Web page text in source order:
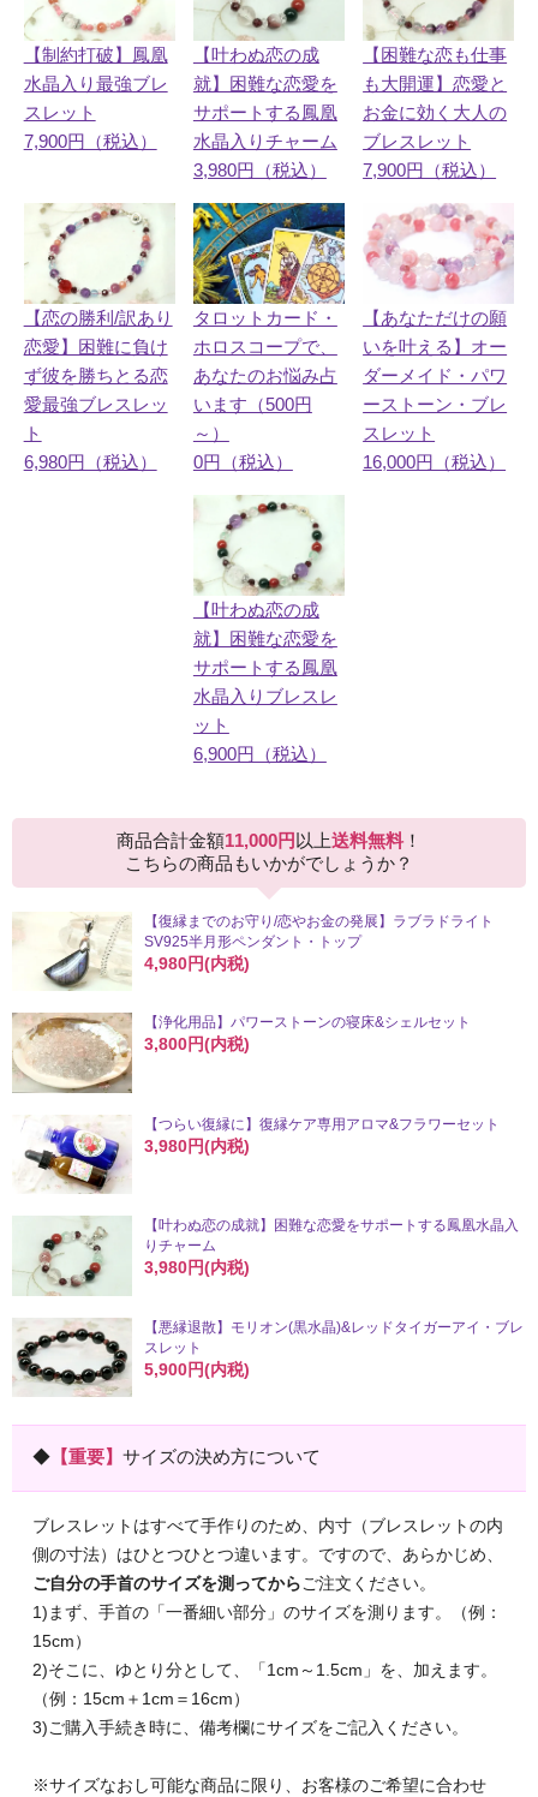
【制約打破】鳳凰
水晶入り最強ブレ
スレット
7,900円（税込）
【叶わぬ恋の成
就】困難な恋愛を
サポートする鳳凰
水晶入りチャーム
3,980円（税込）
【困難な恋も仕事
も大開運】恋愛と
お金に効く大人の
ブレスレット
7,900円（税込）
【恋の勝利/訳あり
恋愛】困難に負け
ず彼を勝ちとる恋
愛最強ブレスレッ
ト
6,980円（税込）
タロットカード・
ホロスコープで、
あなたのお悩み占
います（500円
～）
0円（税込）
【あなただけの願
いを叶える】オー
ダーメイド・パワ
ーストーン・ブレ
スレット
16,000円（税込）
【叶わぬ恋の成
就】困難な恋愛を
サポートする鳳凰
水晶入りブレスレ
ット
6,900円（税込）
商品合計金額11,000円 以上送料無料 ！
こちらの商品もいかがでしょうか？
【復縁までのお守り/恋やお金の発展】ラブラドライト
SV925半月形ペンダント・トップ
4,980円(内税)
【浄化用品】パワーストーンの寝床&シェルセット
3,800円(内税)
【つらい復縁に】復縁ケア専用アロマ&フラワーセット
3,980円(内税)
【叶わぬ恋の成就】困難な恋愛をサポートする鳳凰水晶入
りチャーム
3,980円(内税)
【悪縁退散】モリオン(黒水晶)&レッドタイガーアイ・ブレ
スレット
5,900円(内税)
◆ 【重要】サイズの決め方について
ブレスレットはすべて手作りのため、内寸（ブレスレットの内
側の寸法）はひとつひとつ違います。ですので、あらかじめ、
ご自分の手首のサイズを測ってから ご注文ください。
1)まず、手首の「一番細い部分」のサイズを測ります。（例：
15cm）
2)そこに、ゆとり分として、「1cm～1.5cm」を、加えます。
（例：15cm＋1cm＝16cm）
3)ご購入手続き時に、備考欄にサイズをご記入ください。
※サイズなおし可能な商品に限り、お客様のご希望に合わせ